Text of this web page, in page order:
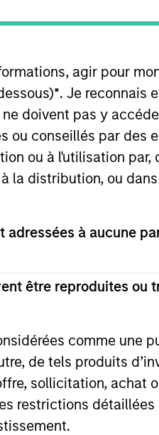
agir pour
*. Je reconnais
doivent pas y
conseillés par des
ou à l'utilisation
la distribution, ou
à aucune
être reproduites ou
comme une
de tels produits
sollicitation, achat
restrictions détaillées